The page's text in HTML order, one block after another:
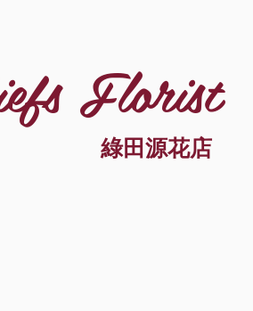
Florist
綠田源花店